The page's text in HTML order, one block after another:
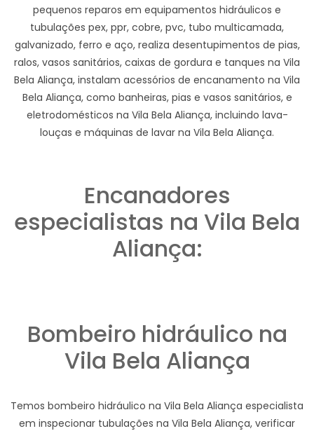
pequenos reparos em equipamentos hidráulicos e
tubulações pex, ppr, cobre, pvc, tubo multicamada,
galvanizado, ferro e aço, realiza desentupimentos de pias,
ralos, vasos sanitários, caixas de gordura e tanques na Vila
Bela Aliança, instalam acessórios de encanamento na Vila
Bela Aliança, como banheiras, pias e vasos sanitários, e
eletrodomésticos na Vila Bela Aliança, incluindo lava-
louças e máquinas de lavar na Vila Bela Aliança.
Encanadores
especialistas na Vila Bela
Aliança:
Bombeiro hidráulico na
Vila Bela Aliança
Temos bombeiro hidráulico na Vila Bela Aliança especialista
em inspecionar tubulações na Vila Bela Aliança, verificar